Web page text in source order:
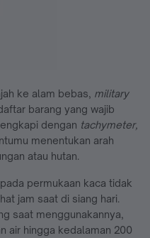
ke alam bebas, military
barang yang wajib
dengan tachymeter,
menentukan arah
atau hutan.
permukaan kaca tidak
jam saat di siang hari.
saat menggunakannya,
air hingga kedalaman 200